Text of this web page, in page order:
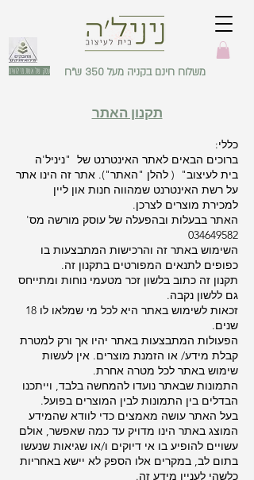
עסק של אשת מילואים משלוח חינם בקניה מעל 350 ש"ח
תקנון האתר
כללי:
ברוכים הבאים לאתר האינטרנט של "ניניל'ה
בית לעיצוב" ( להלן "האתר"). אתר זה הינו אתר
על רשת האינטרנט שמהווה חנות און ליין
למכירת מוצרים לצרכן.
האתר בבעלות ובהפעלה של עוסק מורשה מס'
034649582
השימוש באתר זה והרכישות המתבצעות בו
כפופים לתנאים המפורטים בתקנון זה.
תקנון זה כתוב בלשון זכר מטעמי נוחות ומתייחס
גם ללשון נקבה.
זכאות לשימוש באתר היא לכל מי שמלאו לו 18
שנים.
הפעולות המתבצעות באתר יהיו אך ורק למטרת
קבלת מידע/ או הזמנת מוצרים. אין לעשות
שימוש באתר לכל מטרה אחרת.
התמונות שבאתר נועדו להמחשה בלבד, וייתכנו
הבדלים בין התמונות לבין המוצרים בפועל.
בעל האתר עושה מאמצים כדי לוודא שהמידע
המוצג באתר הינו מדויק עד כמה שאפשר, אולם
עשויים להופיע בו אי דיוקים ו/או שגיאות שנעשו
בתום לב, במקרים אלו הספק לא יישא באחריות
כלשהי לעניין מידע זה.